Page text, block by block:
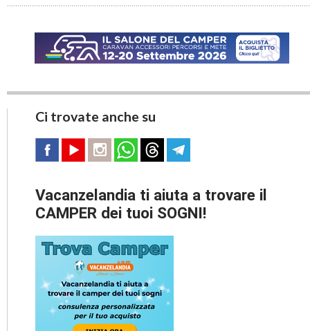
Ci trovate anche su
Vacanzelandia ti aiuta a trovare il
CAMPER dei tuoi SOGNI!